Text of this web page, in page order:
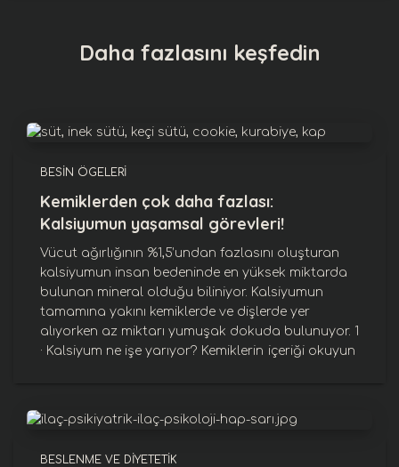
Daha fazlasını keşfedin
BESIN ÖGELERI
Kemiklerden çok daha fazlası:
Kalsiyumun yaşamsal görevleri!
Vücut ağırlığının %1,5’undan fazlasını oluşturan
kalsiyumun insan bedeninde en yüksek miktarda
bulunan mineral olduğu biliniyor. Kalsiyumun
tamamına yakını kemiklerde ve dişlerde yer
alıyorken az miktarı yumuşak dokuda bulunuyor. 1
· Kalsiyum ne işe yarıyor? Kemiklerin içeriği okuyun
BESLENME VE DIYETETIK